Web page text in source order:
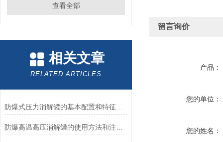
查看全部
相关文章
RELATED ARTICLES
留言询价
产品：
您的单位：
您的姓名：